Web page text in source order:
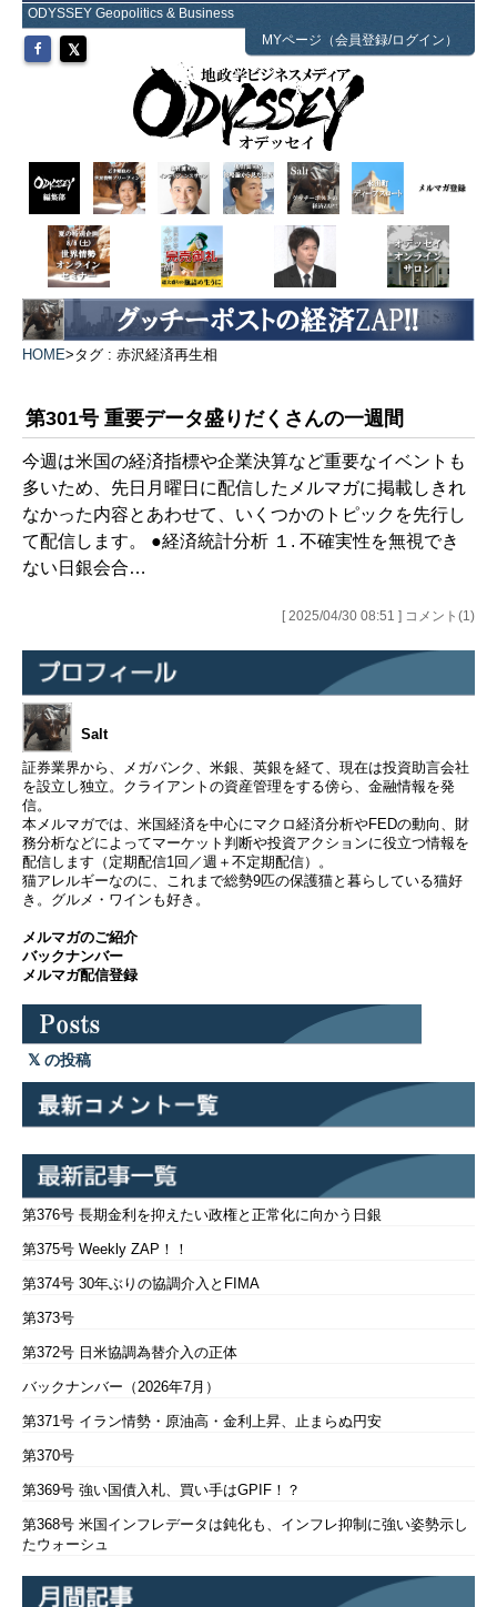
ODYSSEY Geopolitics & Business
MYページ（会員登録/ログイン）
HOME>タグ : 赤沢経済再生相
第301号 重要データ盛りだくさんの一週間
今週は米国の経済指標や企業決算など重要なイベントも
多いため、先日月曜日に配信したメルマガに掲載しきれ
なかった内容とあわせて、いくつかのトピックを先行し
て配信します。 ●経済統計分析 １. 不確実性を無視でき
ない日銀会合…
[ 2025/04/30 08:51 ] コメント(1)
Salt
証券業界から、メガバンク、米銀、英銀を経て、現在は投資助言会社
を設立し独立。クライアントの資産管理をする傍ら、金融情報を発
信。
本メルマガでは、米国経済を中心にマクロ経済分析やFEDの動向、財
務分析などによってマーケット判断や投資アクションに役立つ情報を
配信します（定期配信1回／週＋不定期配信）。
猫アレルギーなのに、これまで総勢9匹の保護猫と暮らしている猫好
き。グルメ・ワインも好き。
メルマガのご紹介
バックナンバー
メルマガ配信登録
の投稿
第376号 長期金利を抑えたい政権と正常化に向かう日銀
第375号 Weekly ZAP！！
第374号 30年ぶりの協調介入とFIMA
第373号
第372号 日米協調為替介入の正体
バックナンバー（2026年7月）
第371号 イラン情勢・原油高・金利上昇、止まらぬ円安
第370号
第369号 強い国債入札、買い手はGPIF！？
第368号 米国インフレデータは鈍化も、インフレ抑制に強い姿勢示し
たウォーシュ